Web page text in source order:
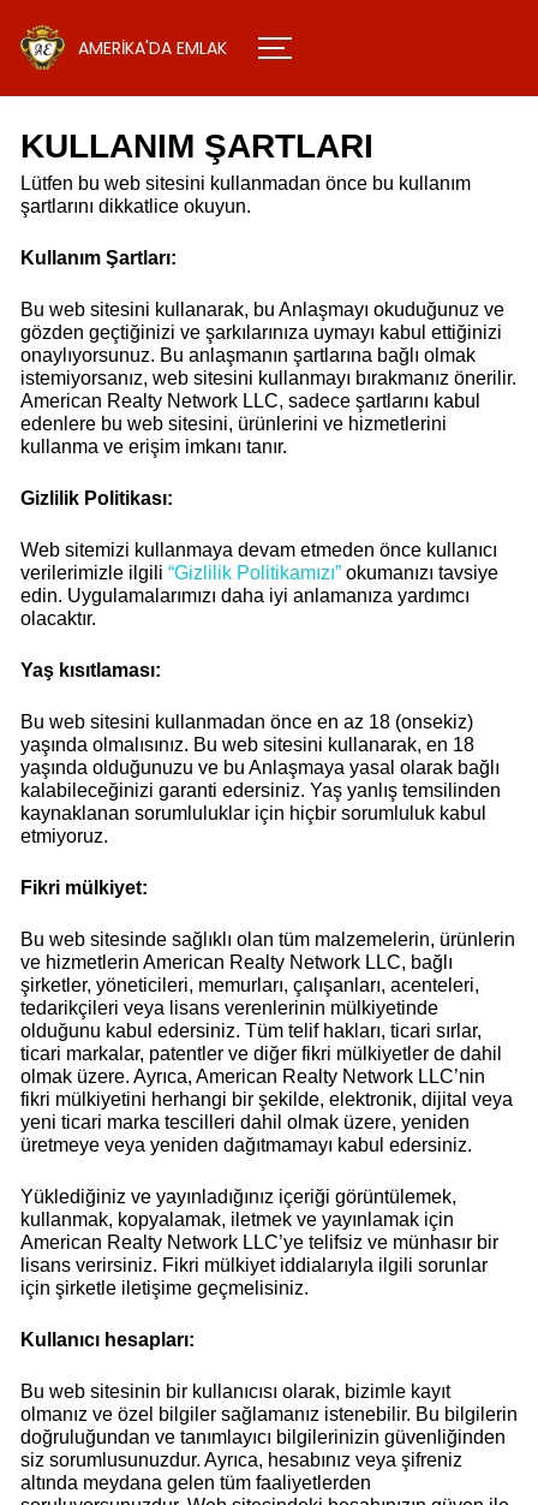
AMERİKA'DA EMLAK
KULLANIM ŞARTLARI
Lütfen bu web sitesini kullanmadan önce bu kullanım
şartlarını dikkatlice okuyun.
Kullanım Şartları:
Bu web sitesini kullanarak, bu Anlaşmayı okuduğunuz ve
gözden geçtiğinizi ve şarkılarınıza uymayı kabul ettiğinizi
onaylıyorsunuz. Bu anlaşmanın şartlarına bağlı olmak
istemiyorsanız, web sitesini kullanmayı bırakmanız önerilir.
American Realty Network LLC, sadece şartlarını kabul
edenlere bu web sitesini, ürünlerini ve hizmetlerini
kullanma ve erişim imkanı tanır.
Gizlilik Politikası:
Web sitemizi kullanmaya devam etmeden önce kullanıcı
verilerimizle ilgili “Gizlilik Politikamızı” okumanızı tavsiye
edin. Uygulamalarımızı daha iyi anlamanıza yardımcı
olacaktır.
Yaş kısıtlaması:
Bu web sitesini kullanmadan önce en az 18 (onsekiz)
yaşında olmalısınız. Bu web sitesini kullanarak, en 18
yaşında olduğunuzu ve bu Anlaşmaya yasal olarak bağlı
kalabileceğinizi garanti edersiniz. Yaş yanlış temsilinden
kaynaklanan sorumluluklar için hiçbir sorumluluk kabul
etmiyoruz.
Fikri mülkiyet:
Bu web sitesinde sağlıklı olan tüm malzemelerin, ürünlerin
ve hizmetlerin American Realty Network LLC, bağlı
şirketler, yöneticileri, memurları, çalışanları, acenteleri,
tedarikçileri veya lisans verenlerinin mülkiyetinde
olduğunu kabul edersiniz. Tüm telif hakları, ticari sırlar,
ticari markalar, patentler ve diğer fikri mülkiyetler de dahil
olmak üzere. Ayrıca, American Realty Network LLC’nin
fikri mülkiyetini herhangi bir şekilde, elektronik, dijital veya
yeni ticari marka tescilleri dahil olmak üzere, yeniden
üretmeye veya yeniden dağıtmamayı kabul edersiniz.
Yüklediğiniz ve yayınladığınız içeriği görüntülemek,
kullanmak, kopyalamak, iletmek ve yayınlamak için
American Realty Network LLC’ye telifsiz ve münhasır bir
lisans verirsiniz. Fikri mülkiyet iddialarıyla ilgili sorunlar
için şirketle iletişime geçmelisiniz.
Kullanıcı hesapları:
Bu web sitesinin bir kullanıcısı olarak, bizimle kayıt
olmanız ve özel bilgiler sağlamanız istenebilir. Bu bilgilerin
doğruluğundan ve tanımlayıcı bilgilerinizin güvenliğinden
siz sorumlusunuzdur. Ayrıca, hesabınız veya şifreniz
altında meydana gelen tüm faaliyetlerden